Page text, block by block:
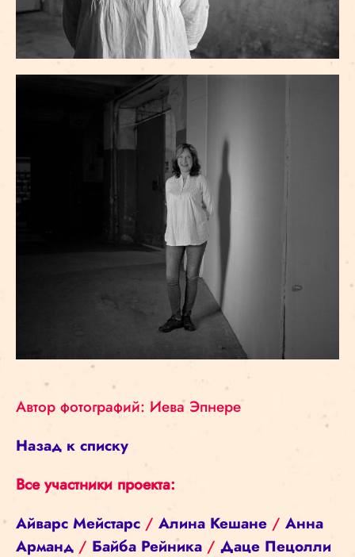
Автор фотографий: Иева Эпнере
Назад к списку
Все участники проекта:
Айварс Мейстарс / Алина Кешане / Анна
Арманд / Байба Рейника / Даце Пецолли